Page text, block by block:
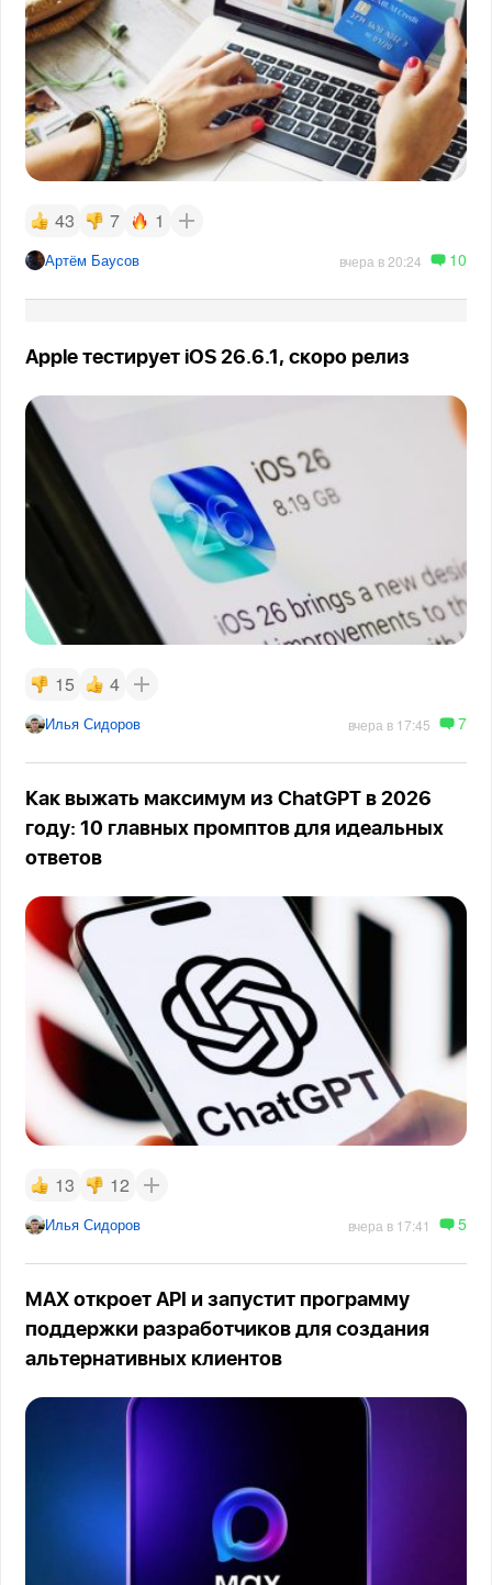
43 7 1
Артём Баусов вчера в 20:24 10
Apple тестирует iOS 26.6.1, скоро релиз
15 4
Илья Сидоров вчера в 17:45 7
Как выжать максимум из ChatGPT в 2026
году: 10 главных промптов для идеальных
ответов
13 12
Илья Сидоров вчера в 17:41 5
MAX откроет API и запустит программу
поддержки разработчиков для создания
альтернативных клиентов